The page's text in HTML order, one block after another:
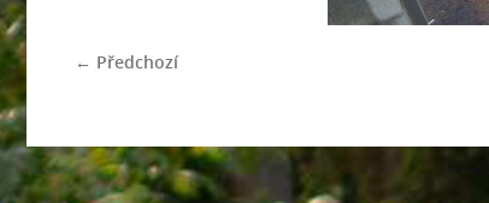
← Předchozí